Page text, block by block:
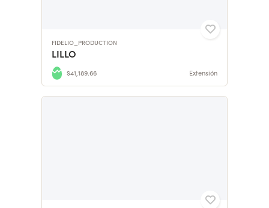
FIDELIO_PRODUCTION
LILLO
$41,189.66 Extensión